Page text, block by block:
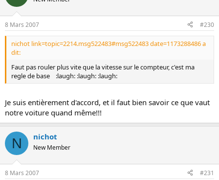
8 Mars 2007 #230
nichot link=topic=2214.msg522483#msg522483 date=1173288486 a
dit:
Faut pas rouler plus vite que la vitesse sur le compteur, c'est ma
regle de base :laugh: :laugh: :laugh:
Je suis entièrement d'accord, et il faut bien savoir ce que vaut
notre voiture quand même!!!
N nichot
New Member
8 Mars 2007 #231